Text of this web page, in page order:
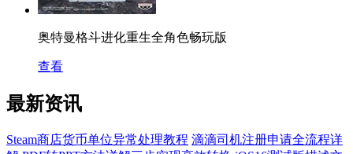
奥特曼格斗进化重生全角色畅玩版
查看
最新资讯
Steam商店货币单位异常处理教程 滴滴司机注册申请全流程详